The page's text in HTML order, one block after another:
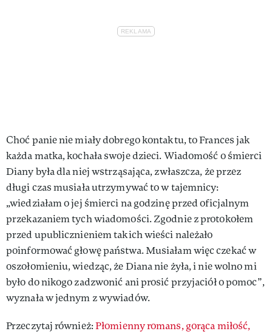
Choć panie nie miały dobrego kontaktu, to Frances jak
każda matka, kochała swoje dzieci. Wiadomość o śmierci
Diany była dla niej wstrząsająca, zwłaszcza, że przez
długi czas musiała utrzymywać to w tajemnicy:
„wiedziałam o jej śmierci na godzinę przed oficjalnym
przekazaniem tych wiadomości. Zgodnie z protokołem
przed upublicznieniem takich wieści należało
poinformować głowę państwa. Musiałam więc czekać w
oszołomieniu, wiedząc, że Diana nie żyła, i nie wolno mi
było do nikogo zadzwonić ani prosić przyjaciół o pomoc”,
wyznała w jednym z wywiadów.
Przeczytaj również:Płomienny romans, gorąca miłość,